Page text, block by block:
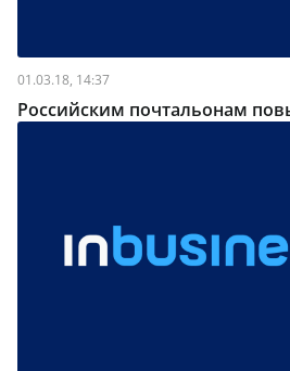
01.03.18, 14:37
Российским почтальонам